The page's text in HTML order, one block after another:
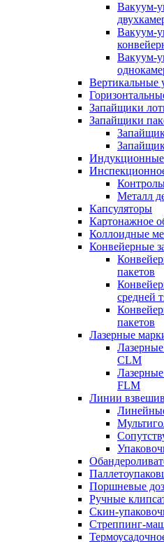
Вакуум-
Вакуум-
Вакуум-
Вертикальные
Запайщики
Запайщики
Металл
Капсуляторы
Картонажное
Коллоидные
Конвейерные
пакетов
средней
пакетов
Лазерные
CLM
FLM
Линии
Поршневые
Ручные
Скин-
Стреппинг-